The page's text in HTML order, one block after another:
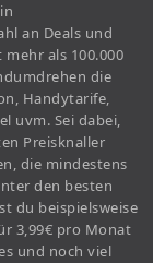
an Deals und
als 100.000
die
Handytarife,
uvm. Sei dabei,
Preisknaller
die mindestens
den besten
du beispielsweise
3,99€ pro Monat
und noch viel